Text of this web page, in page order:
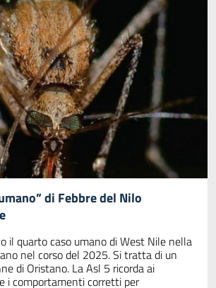
di Febbre del Nilo
il quarto caso umano di West Nile nella
nel corso del 2025. Si tratta di un
di Oristano. La Asl 5 ricorda ai
i comportamenti corretti per